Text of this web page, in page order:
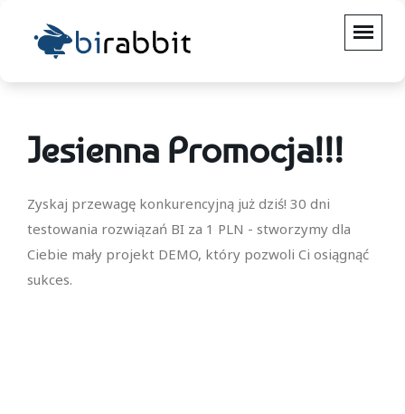
Jesienna Promocja!!!
Zyskaj przewagę konkurencyjną już dziś! 30 dni
testowania rozwiązań BI za 1 PLN - stworzymy dla
Ciebie mały projekt DEMO, który pozwoli Ci osiągnąć
sukces.